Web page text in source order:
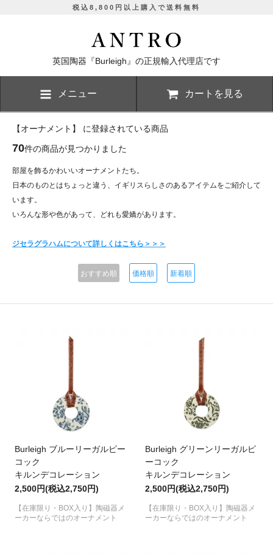
税込8,800円以上購入で送料無料
英国陶器『Burleigh』の正規輸入代理店です
メニュー カートを見る
【オーナメント】 に登録されている商品
70件の商品が見つかりました
部屋を飾るかわいいオーナメントたち。
日本のものとはちょっと違う、イギリスらしさのあるアイテムをご紹介して
います。
いろんな形や色があって、どれも愛嬌があります。
ジセラグラハムについて詳しくはこちら＞＞＞
おすすめ順 価格順 新着順
Burleigh ブルーリーガルピー
コック
キルンデコレーション
2,500円(税込2,750円)
【在庫限り・BOX入り】陶磁器メ
ーカーならではのオーナメント
Burleigh グリーンリーガルピ
ーコック
キルンデコレーション
2,500円(税込2,750円)
【在庫限り・BOX入り】陶磁器メ
ーカーならではのオーナメント